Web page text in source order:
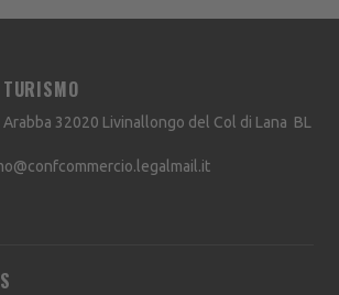
32020 Livinallongo del Col di Lana BL